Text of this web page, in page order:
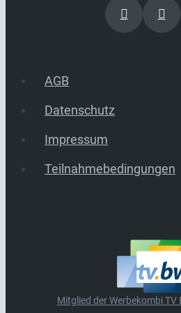
AGB
Datenschutz
Impressum
Teilnahmebedingungen
Mitglied der Werbekombi